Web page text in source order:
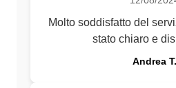
Molto soddisfatto del
stato chiaro e
Andrea T.